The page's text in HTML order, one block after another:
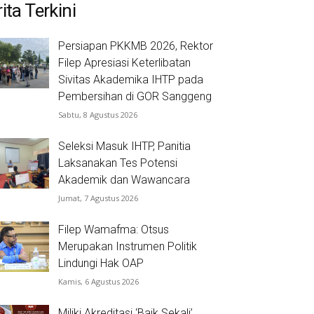
Terkini
Persiapan PKKMB 2026, Rektor
Filep Apresiasi Keterlibatan
Sivitas Akademika IHTP pada
Pembersihan di GOR Sanggeng
Sabtu, 8 Agustus 2026
Seleksi Masuk IHTP, Panitia
Laksanakan Tes Potensi
Akademik dan Wawancara
Jumat, 7 Agustus 2026
Filep Wamafma: Otsus
Merupakan Instrumen Politik
Lindungi Hak OAP
Kamis, 6 Agustus 2026